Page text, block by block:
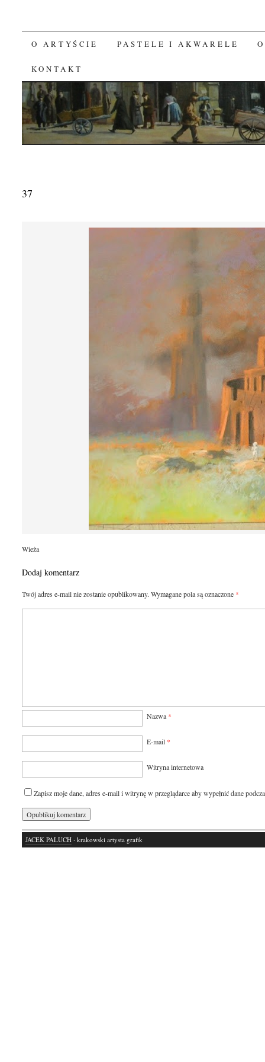
SKIP TO CONTENT
O ARTYŚCIE PASTELE I AKWARELE
KONTAKT
37
Wieża
Dodaj komentarz
Twój adres e-mail nie zostanie opublikowany. Wymagane pola są oznaczone *
Nazwa *
E-mail *
Witryna internetowa
Zapisz moje dane, adres e-mail i witrynę w przeglądarce aby wypełnić dane
JACEK PALUCH · krakowski artysta grafik